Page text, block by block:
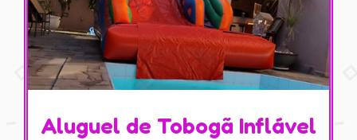
Aluguel de Tobogã Inflável